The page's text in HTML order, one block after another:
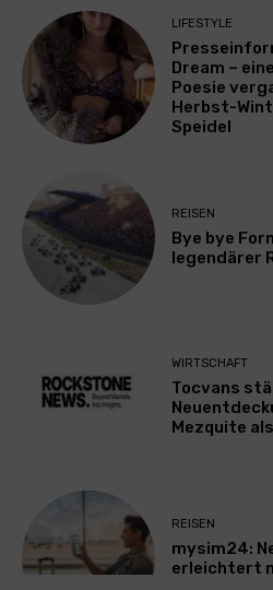
LIFESTYLE
Dream –
Poesie
Herbst-
Speidel
REISEN
Bye bye
legendärer
WIRTSCHAFT
Tocvans
Mezquite
REISEN
mysim24:
erleichtert